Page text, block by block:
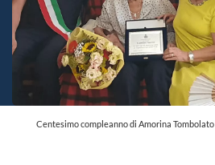
Centesimo compleanno di Amorina Tombolato